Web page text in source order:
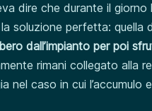
dire che durante il giorno
perfetta: quella
dall’impianto per poi
rimani collegato alla
nel caso in cui